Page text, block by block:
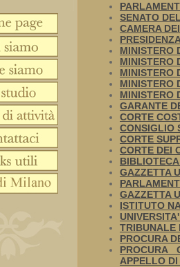
SENATO
CAMERA
MINISTERO
MINISTERO
MINISTERO
MINISTERO
MINISTERO
GARANTE
CORTE
CONSIGLIO
CORTE
CORTE DEI
GAZZETTA
GAZZETTA
ISTITUTO
TRIBUNALE
PROCURA
PROCURA
APPELLO